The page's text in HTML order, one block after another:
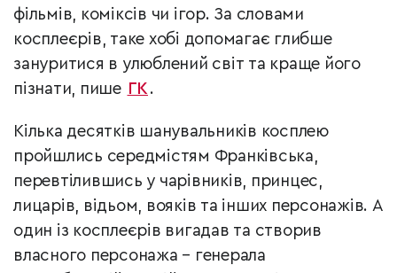
фільмів, коміксів чи ігор. За словами
косплеєрів, таке хобі допомагає глибше
зануритися в улюблений світ та краще його
пізнати, пише ГК.
Кілька десятків шанувальників косплею
пройшлись середмістям Франківська,
перевтілившись у чарівників, принцес,
лицарів, відьом, вояків та інших персонажів. А
один із косплеєрів вигадав та створив
власного персонажа – генерала